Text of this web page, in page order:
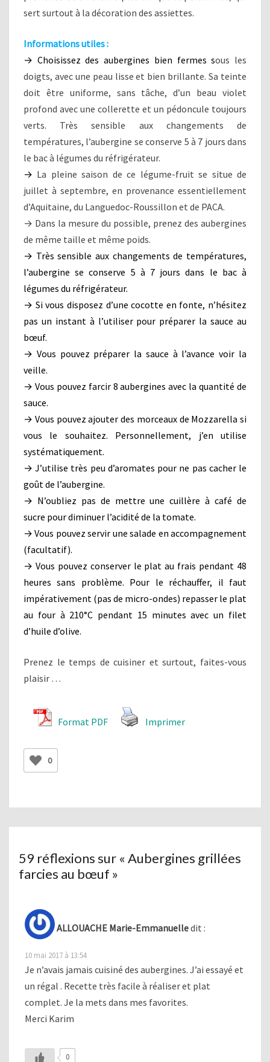
sert surtout à la décoration des assiettes.
Informations utiles :
→ Choisissez des aubergines bien fermes sous les
doigts, avec une peau lisse et bien brillante. Sa teinte
doit être uniforme, sans tâche, d’un beau violet
profond avec une collerette et un pédoncule toujours
verts. Très sensible aux changements de
températures, l’aubergine se conserve 5 à 7 jours dans
le bac à légumes du réfrigérateur.
→ La pleine saison de ce légume-fruit se situe de
juillet à septembre, en provenance essentiellement
d’Aquitaine, du Languedoc-Roussillon et de PACA.
→ Dans la mesure du possible, prenez des aubergines
de même taille et même poids.
→ Très sensible aux changements de températures,
l’aubergine se conserve 5 à 7 jours dans le bac à
légumes du réfrigérateur.
→ Si vous disposez d’une cocotte en fonte, n’hésitez
pas un instant à l’utiliser pour préparer la sauce au
bœuf.
→ Vous pouvez préparer la sauce à l’avance voir la
veille.
→ Vous pouvez farcir 8 aubergines avec la quantité de
sauce.
→ Vous pouvez ajouter des morceaux de Mozzarella si
vous le souhaitez. Personnellement, j’en utilise
systématiquement.
→ J’utilise très peu d’aromates pour ne pas cacher le
goût de l’aubergine.
→ N’oubliez pas de mettre une cuillère à café de
sucre pour diminuer l’acidité de la tomate.
→ Vous pouvez servir une salade en accompagnement
(facultatif).
→ Vous pouvez conserver le plat au frais pendant 48
heures sans problème. Pour le réchauffer, il faut
impérativement (pas de micro-ondes) repasser le plat
au four à 210°C pendant 15 minutes avec un filet
d’huile d’olive.
Prenez le temps de cuisiner et surtout, faites-vous
plaisir …
Format PDF Imprimer
0
59 réflexions sur « Aubergines grillées
farcies au bœuf »
ALLOUACHE Marie-Emmanuelledit :
10 mai 2017 à 13:54
Je n’avais jamais cuisiné des aubergines. J’ai essayé et
un régal . Recette très facile à réaliser et plat
complet. Je la mets dans mes favorites.
Merci Karim
0